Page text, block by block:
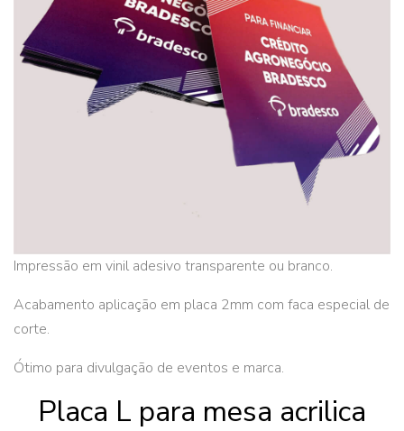
Impressão em vinil adesivo transparente ou branco.
Acabamento aplicação em placa 2mm com faca especial de
corte.
Ótimo para divulgação de eventos e marca.
Placa L para mesa acrilica